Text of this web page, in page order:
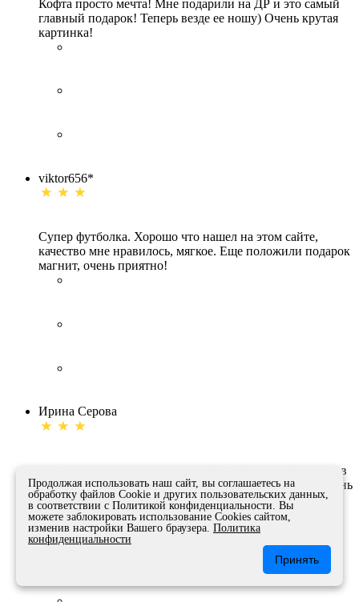
Кофта просто мечта! Мне подарили на ДР и это самый
главный подарок! Теперь везде ее ношу) Очень крутая
картинка!
viktor656*
Супер футболка. Хорошо что нашел на этом сайте,
качество мне нравилось, мягкое. Еще положили подарок
магнит, очень приятно!
Ирина Серова
Супер Бокс!!! Сестре брала на День Рождения! Сестра в
восторге, столько всего много! Футболка хлопок и очень
мягкая кстати)
Продолжая использовать наш сайт, вы соглашаетесь на
обработку файлов Сookie и других пользовательских данных,
в соответствии с Политикой конфиденциальности. Вы
можете заблокировать использование Cookies сайтом,
изменив настройки Вашего браузера. Политика
конфиденциальности
Принять